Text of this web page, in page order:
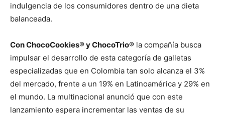
indulgencia de los consumidores dentro de una dieta
balanceada.
Con ChocoCookies®y ChocoTrio® la compañía busca
impulsar el desarrollo de esta categoría de galletas
especializadas que en Colombia tan solo alcanza el 3%
del mercado, frente a un 19% en Latinoamérica y 29% en
el mundo. La multinacional anunció que con este
lanzamiento espera incrementar las ventas de su